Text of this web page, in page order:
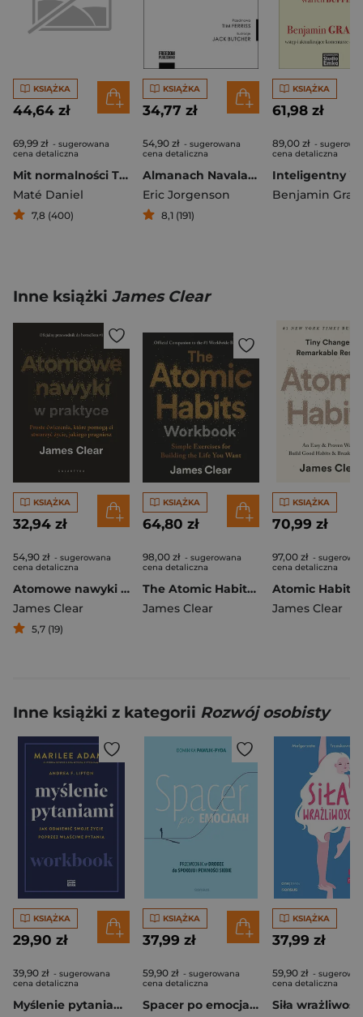
KSIĄŻKA
44,64 zł
69,99 zł - sugerowana
cena detaliczna
Mit normalności Trauma, choroba i zdrowienie w toksycznej kulturze
Maté Daniel
7,8 (400)
KSIĄŻKA
34,77 zł
54,90 zł - sugerowana
cena detaliczna
Almanach Navala Ravikanta Przewodnik do bogactwa i szczęścia
Eric Jorgenson
8,1 (191)
KSIĄŻKA
61,98 zł
89,00 zł -
cena detaliczna
Benjamin
Inne książki James Clear
KSIĄŻKA
32,94 zł
54,90 zł - sugerowana
cena detaliczna
Atomowe nawyki w praktyce. Proste ćwiczenia, które pomogą ci stworzyć życie, jakiego pragniesz
James Clear
5,7 (19)
KSIĄŻKA
64,80 zł
98,00 zł - sugerowana
cena detaliczna
The Atomic Habits. Workbook
James Clear
KSIĄŻKA
70,99 zł
97,00 zł -
cena detaliczna
Atomic Habits
James Clear
Inne książki z kategorii Rozwój osobisty
KSIĄŻKA
29,90 zł
39,90 zł - sugerowana
cena detaliczna
Myślenie pytaniami. Workbook
KSIĄŻKA
37,99 zł
59,90 zł - sugerowana
cena detaliczna
Spacer po emocjach. Przewodnik w drodze do spokoju i pewności siebie
KSIĄŻKA
37,99 zł
59,90 zł -
cena detaliczna